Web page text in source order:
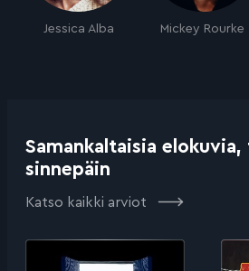
Jessica Alba Mickey Rourke
Samankaltaisia
sinnepäin
Katso kaikki arviot